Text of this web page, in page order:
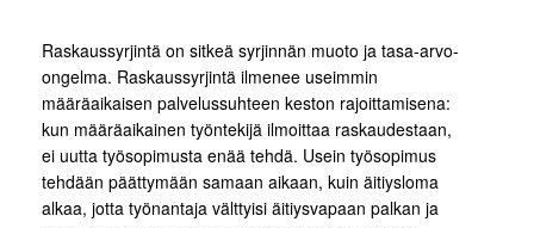
Raskaussyrjintä on sitkeä syrjinnän muoto ja tasa-arvo-
ongelma. Raskaussyrjintä ilmenee useimmin
määräaikaisen palvelussuhteen keston rajoittamisena:
kun määräaikainen työntekijä ilmoittaa raskaudestaan,
ei uutta työsopimusta enää tehdä. Usein työsopimus
tehdään päättymään samaan aikaan, kuin äitiysloma
alkaa, jotta työnantaja välttyisi äitiysvapaan palkan ja